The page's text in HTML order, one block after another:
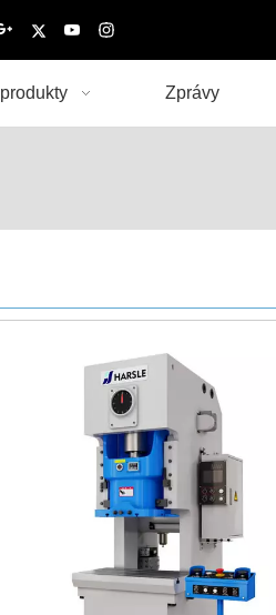
produkty Zprávy